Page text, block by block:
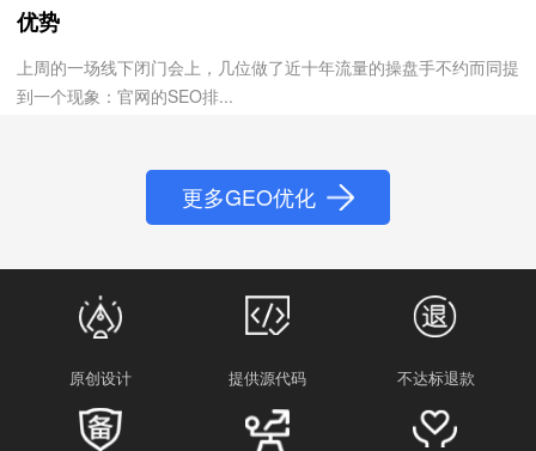
优势
上周的一场线下闭门会上，几位做了近十年流量的操盘手不约而同提
到一个现象：官网的SEO排...
更多GEO优化
原创设计 提供源代码 不达标退款